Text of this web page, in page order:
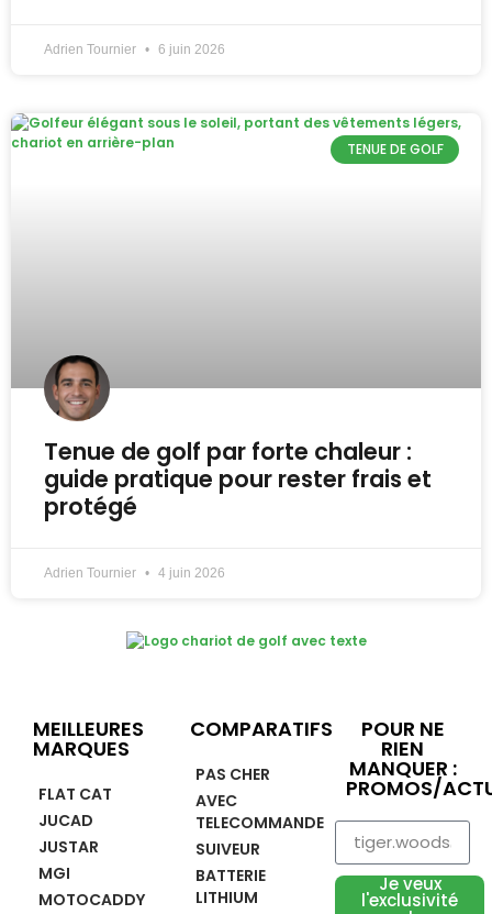
Adrien Tournier 6 juin 2026
TENUE DE GOLF
Tenue de golf par forte chaleur :
guide pratique pour rester frais et
protégé
Adrien Tournier 4 juin 2026
MEILLEURES
MARQUES
FLAT CAT
JUCAD
JUSTAR
MGI
MOTOCADDY
COMPARATIFS
PAS CHER
AVEC
TELECOMMANDE
SUIVEUR
BATTERIE
LITHIUM
POUR NE
RIEN
MANQUER :
PROMOS/
Je veux
l'exclusivité